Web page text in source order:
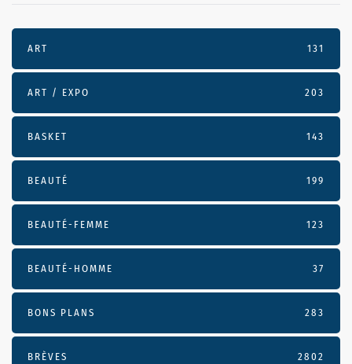
ART 131
ART / EXPO 203
BASKET 143
BEAUTÉ 199
BEAUTÉ-FEMME 123
BEAUTÉ-HOMME 37
BONS PLANS 283
BRÈVES 2802